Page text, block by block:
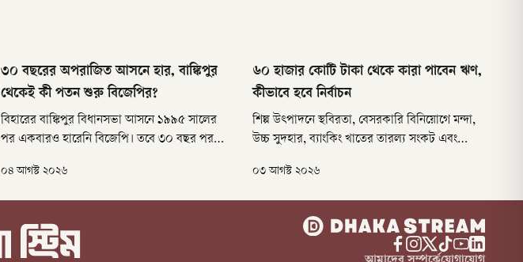
৩০ বছরের অপরাজিত আসনে হার, বাঙ্কিপুর
থেকেই কী পতন শুরু বিজেপির?
বিহারের বাঙ্কিপুর বিধানসভা আসনে ১৯৯৫ সালের
পর একবারও হারেনি বিজেপি। তবে ৩০ বছর পর
নিতীন নবীনের ছেড়ে দেওয়া আসনটিতে উপনির্বাচনে
বিজেপি।
০৪ আগস্ট ২০২৬
৬০ হাজার কোটি টাকা থেকে কারা পাবেন ঋণ,
কীভাবে হবে নির্বাচন
শিল্প উৎপাদনে স্থবিরতা, বেসরকারি বিনিয়োগে মন্দা,
উচ্চ সুদহার, ব্যাংকিং খাতের তারল্য সংকট এবং
কঠিন সময় পার করছে। এসব চ্যালেঞ্জ মোকাবিলায়
হাতে নিয়েছে বাংলাদেশ ব্যাংক।
০৩ আগস্ট ২০২৬